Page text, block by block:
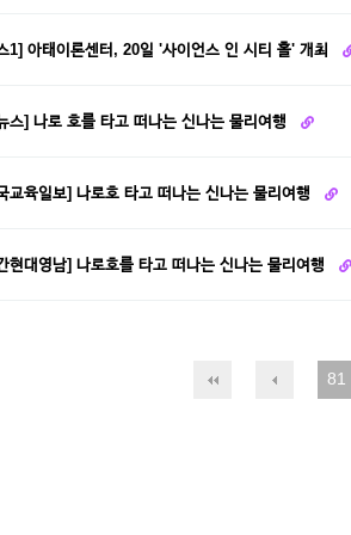
1] 아태이론센터, 20일 '사이언스 인 시티 홀' 개최
스] 나로 호를 타고 떠나는 신나는 물리여행
교육일보] 나로호 타고 떠나는 신나는 물리여행
현대영남] 나로호를 타고 떠나는 신나는 물리여행
81